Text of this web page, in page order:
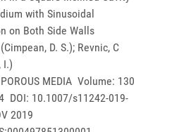
with Sinusoidal
on Both Side Walls
D. S.); Revnic, C
I.)
MEDIA Volume: 130
DOI: 10.1007/s11242-019-
2019